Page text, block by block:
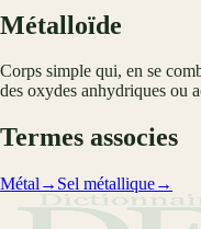
Métalloïde
Corps simple qui, en se
des oxydes anhydriques ou
Termes associes
Métal → Sel métallique→